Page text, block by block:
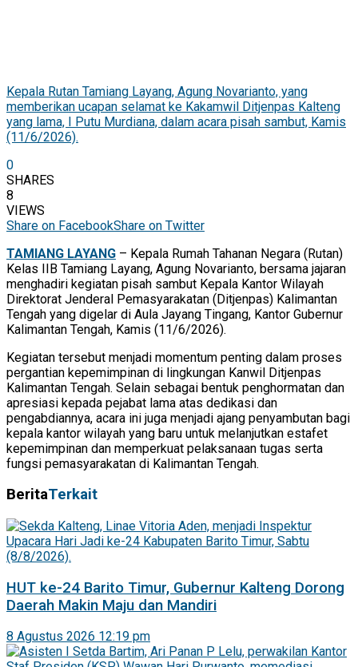
Kepala Rutan Tamiang Layang, Agung Novarianto, yang
memberikan ucapan selamat ke Kakamwil Ditjenpas Kalteng
yang lama, I Putu Murdiana, dalam acara pisah sambut, Kamis
(11/6/2026).
0
SHARES
8
VIEWS
Share on FacebookShare on Twitter
TAMIANG LAYANG – Kepala Rumah Tahanan Negara (Rutan)
Kelas IIB Tamiang Layang, Agung Novarianto, bersama jajaran
menghadiri kegiatan pisah sambut Kepala Kantor Wilayah
Direktorat Jenderal Pemasyarakatan (Ditjenpas) Kalimantan
Tengah yang digelar di Aula Jayang Tingang, Kantor Gubernur
Kalimantan Tengah, Kamis (11/6/2026).
Kegiatan tersebut menjadi momentum penting dalam proses
pergantian kepemimpinan di lingkungan Kanwil Ditjenpas
Kalimantan Tengah. Selain sebagai bentuk penghormatan dan
apresiasi kepada pejabat lama atas dedikasi dan
pengabdiannya, acara ini juga menjadi ajang penyambutan bagi
kepala kantor wilayah yang baru untuk melanjutkan estafet
kepemimpinan dan memperkuat pelaksanaan tugas serta
fungsi pemasyarakatan di Kalimantan Tengah.
BeritaTerkait
HUT ke-24 Barito Timur, Gubernur Kalteng Dorong
Daerah Makin Maju dan Mandiri
8 Agustus 2026 12:19 pm